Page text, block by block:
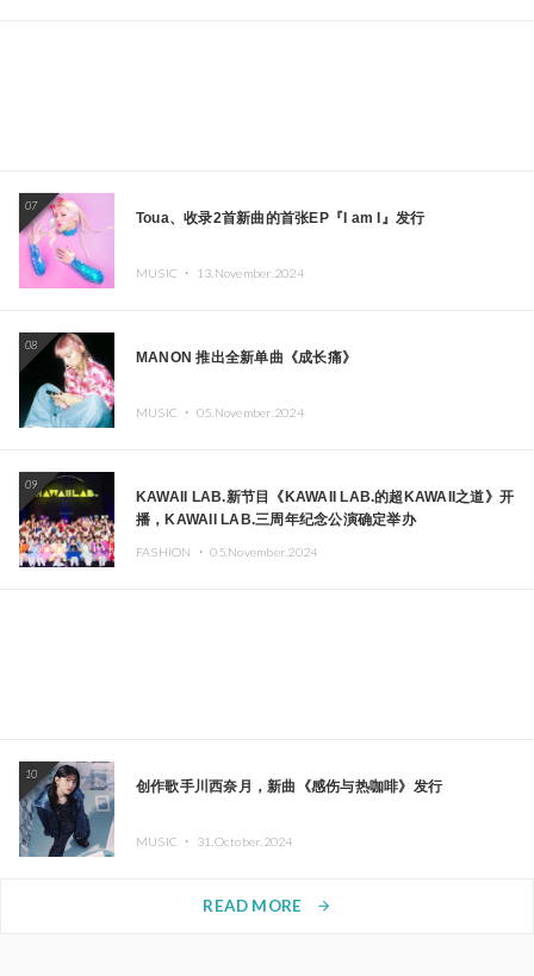
07
Toua、收录2首新曲的首张EP『I am I』发行
MUSIC ・ 13.November.2024
08
MANON 推出全新单曲《成长痛》
MUSIC ・ 05.November.2024
09
KAWAII LAB.新节目《KAWAII LAB.的超KAWAII之道》开
播，KAWAII LAB.三周年纪念公演确定举办
FASHION ・05.November.2024
10
创作歌手川西奈月，新曲《感伤与热咖啡》发行
MUSIC ・ 31.October.2024
READ MORE arrow_forward